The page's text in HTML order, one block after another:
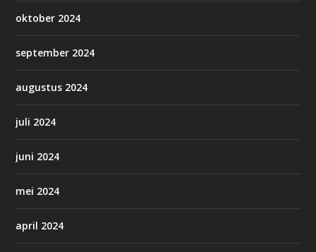
oktober 2024
september 2024
augustus 2024
juli 2024
juni 2024
mei 2024
april 2024